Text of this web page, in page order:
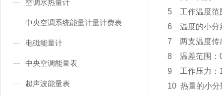
空调水热量计
中央空调系统能量计量计费表
电磁能量计
中央空调能量表
超声波能量表
5 工作温度范
6 温度的小分
7 两支温度传
8 温差范围：
9 工作压力：
10 热量的小分